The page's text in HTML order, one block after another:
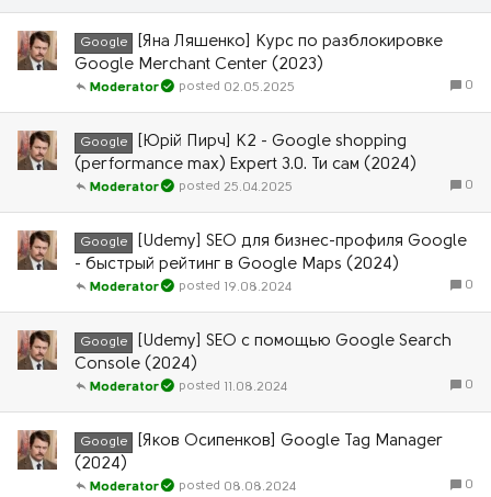
Google
[Яна Ляшенко] Курс по разблокировке
Google Merchant Center (2023)
0
02.05.2025
Moderator
Google
[Юрій Пирч] K2 - Google shopping
(performance max) Expert 3.0. Ти сам (2024)
0
25.04.2025
Moderator
Google
[Udemy] SEO для бизнес-профиля Google
- быстрый рейтинг в Google Maps (2024)
0
19.08.2024
Moderator
Google
[Udemy] SEO с помощью Google Search
Console (2024)
0
11.08.2024
Moderator
Google
[Яков Осипенков] Google Tag Manager
(2024)
0
08.08.2024
Moderator